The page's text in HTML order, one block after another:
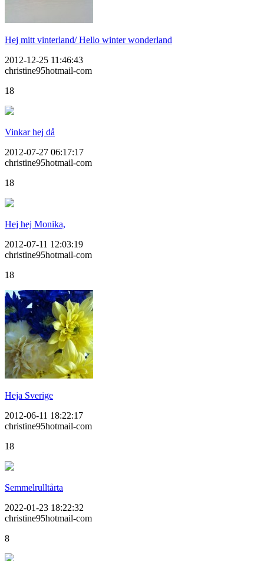
Hej mitt vinterland/ Hello winter wonderland
2012-12-25 11:46:43
christine95hotmail-com
18
Vinkar hej då
2012-07-27 06:17:17
christine95hotmail-com
18
Hej hej Monika,
2012-07-11 12:03:19
christine95hotmail-com
18
Heja Sverige
2012-06-11 18:22:17
christine95hotmail-com
18
Semmelrulltårta
2022-01-23 18:22:32
christine95hotmail-com
8